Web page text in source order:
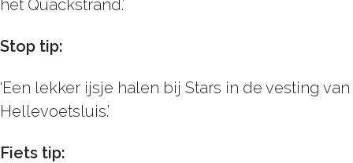
het Quackstrand.’
Stop tip:
‘Een lekker ijsje halen bij Stars in de vesting van
Hellevoetsluis.’
Fiets tip: